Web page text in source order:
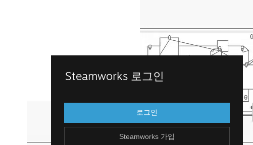
Steamworks 로그인
로그인
Steamworks 가입
Steamworks 가입
정으로 로그인하세요. Steam 계정이 없으신
가요? 무료로 손쉽게 만들 수 있습니다!